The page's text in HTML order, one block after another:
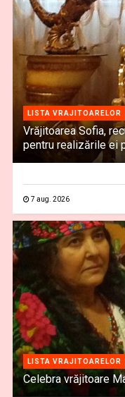
LISTA VRAJITOARELOR
Vrăjitoarea Sofia,
pentru realizările ei
7 aug. 2026
LISTA VRAJITOARELOR
Celebra vrăjitoare